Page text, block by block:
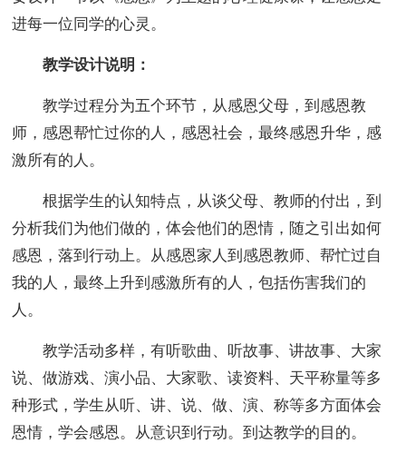
进每一位同学的心灵。
教学设计说明：
教学过程分为五个环节，从感恩父母，到感恩教
师，感恩帮忙过你的人，感恩社会，最终感恩升华，感
激所有的人。
根据学生的认知特点，从谈父母、教师的付出，到
分析我们为他们做的，体会他们的恩情，随之引出如何
感恩，落到行动上。从感恩家人到感恩教师、帮忙过自
我的人，最终上升到感激所有的人，包括伤害我们的
人。
教学活动多样，有听歌曲、听故事、讲故事、大家
说、做游戏、演小品、大家歌、读资料、天平称量等多
种形式，学生从听、讲、说、做、演、称等多方面体会
恩情，学会感恩。从意识到行动。到达教学的目的。